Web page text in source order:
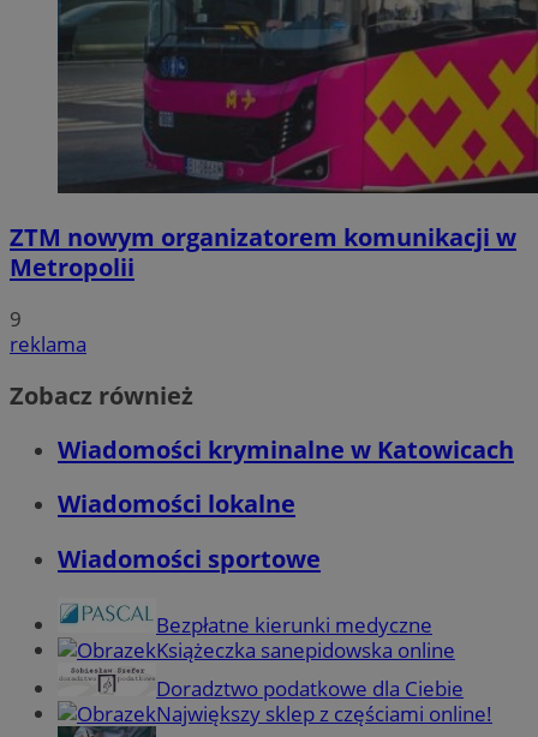
ZTM nowym organizatorem komunikacji w
Metropolii
9
reklama
Zobacz również
Wiadomości kryminalne w Katowicach
Wiadomości lokalne
Wiadomości sportowe
Bezpłatne kierunki medyczne
Książeczka sanepidowska online
Doradztwo podatkowe dla Ciebie
Największy sklep z częściami online!